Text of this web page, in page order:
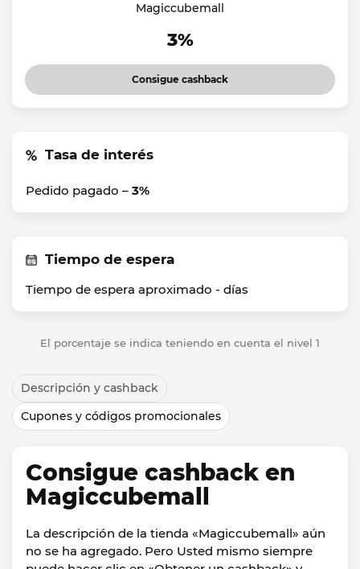
Magiccubemall
3%
Consigue cashback
Tasa de interés
Pedido pagado – 3%
Tiempo de espera
Tiempo de espera aproximado - días
El porcentaje se indica teniendo en cuenta el nivel 1
Descripción y cashback
Cupones y códigos promocionales
Consigue cashback en
Magiccubemall
La descripción de la tienda «Magiccubemall» aún
no se ha agregado. Pero Usted mismo siempre